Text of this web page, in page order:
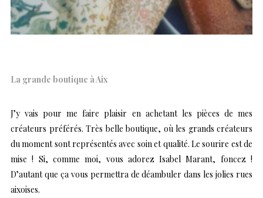
La grande boutique à Aix
J’y vais pour me faire plaisir en achetant les pièces de mes
créateurs préférés. Très belle boutique, où les grands créateurs
du moment sont représentés avec soin et qualité. Le sourire est de
mise ! Si, comme moi, vous adorez Isabel Marant, foncez !
D’autant que ça vous permettra de déambuler dans les jolies rues
aixoises.